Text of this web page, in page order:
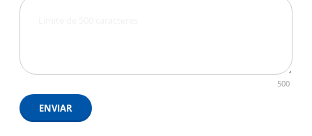
500
ENVIAR